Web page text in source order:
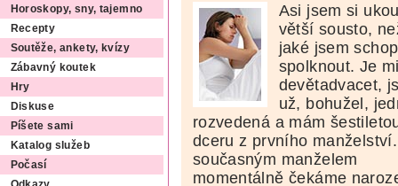
Horoskopy, sny, tajemno
Recepty
Soutěže, ankety, kvízy
Zábavný koutek
Hry
Diskuse
Píšete sami
Katalog služeb
Počasí
Asi jsem si
větší sousto,
jaké jsem
spolknout. Je
devětadvacet,
už, bohužel,
rozvedená a mám
dceru z prvního
současným manželem
momentálně čekáme